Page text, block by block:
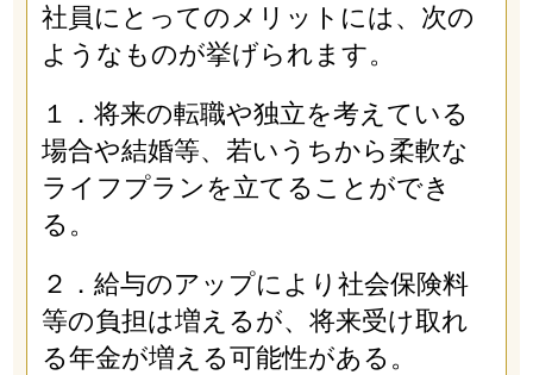
社員にとってのメリットには、次の
ようなものが挙げられます。
１．将来の転職や独立を考えている
場合や結婚等、若いうちから柔軟な
ライフプランを立てることができ
る。
２．給与のアップにより社会保険料
等の負担は増えるが、将来受け取れ
る年金が増える可能性がある。